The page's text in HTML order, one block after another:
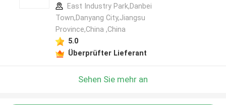
East Industry Park,Danbei
Town,Danyang City,Jiangsu
Province,China ,China
5.0
Überprüfter Lieferant
Sehen Sie mehr an